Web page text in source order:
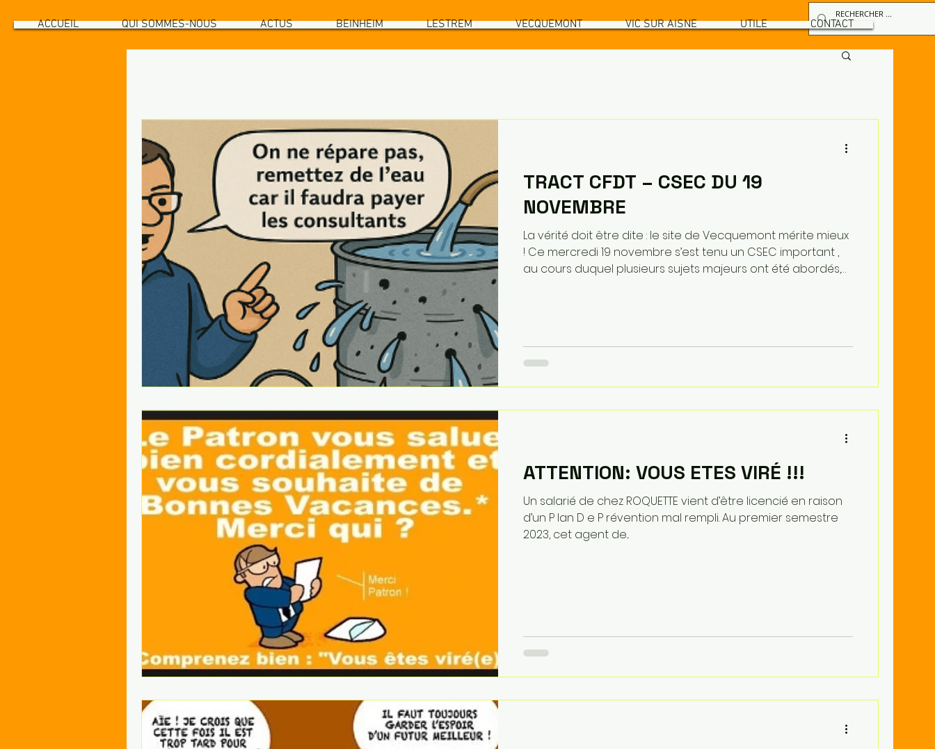
ACCUEIL QUI SOMMES-NOUS ACTUS BEINHEIM LESTREM VECQUEMONT VIC SUR AISNE UTILE CONTACT
TRACT CFDT – CSEC DU 19
NOVEMBRE
La vérité doit être dite : le site de Vecquemont mérite mieux
! Ce mercredi 19 novembre s’est tenu un CSEC important ,
au cours duquel plusieurs sujets majeurs ont été abordés,
Vecquemont en fonctionnement. Aucun investissement
important ni travaux structuran
ATTENTION: VOUS ETES VIRÉ !!!
Un salarié de chez ROQUETTE vient d’être licencié en raison
d’un P lan D e P révention mal rempli. Au premier semestre
2023, cet agent de...